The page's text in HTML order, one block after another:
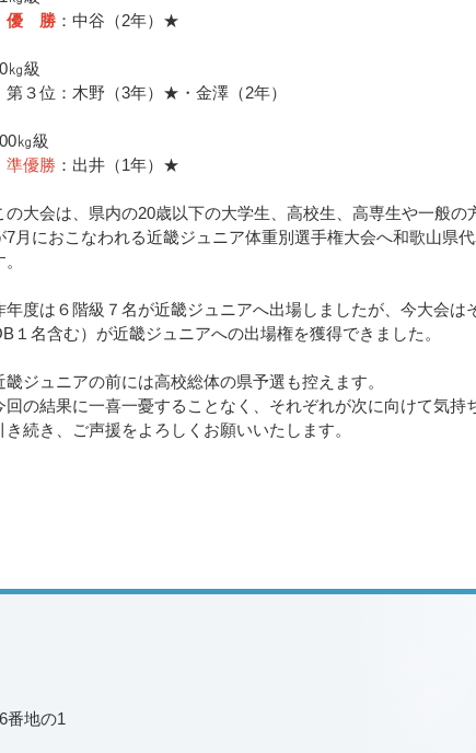
優 勝 ：中谷（2年）★
㎏級
第３位：木野（3年）★・金澤（2年）
㎏級
準優勝 ：出井（1年）★
の大会は、県内の20歳以下の大学生、高校生、高専生や一般
7月におこなわれる近畿ジュニア体重別選手権大会へ和歌山県
年度は６階級７名が近畿ジュニアへ出場しましたが、今大会
１名含む）が近畿ジュニアへの出場権を獲得できました。
畿ジュニアの前には高校総体の県予選も控えます。
回の結果に一喜一憂することなく、それぞれが次に向けて気持
き続き、ご声援をよろしくお願いいたします。
番地の1